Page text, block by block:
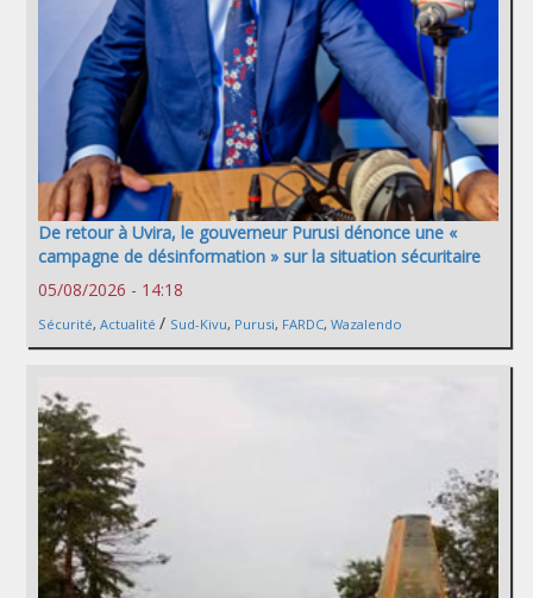
De retour à Uvira, le gouverneur Purusi dénonce une «
campagne de désinformation » sur la situation sécuritaire
05/08/2026 - 14:18
Sécurité, Actualité / Sud-Kivu, Purusi, FARDC, Wazalendo